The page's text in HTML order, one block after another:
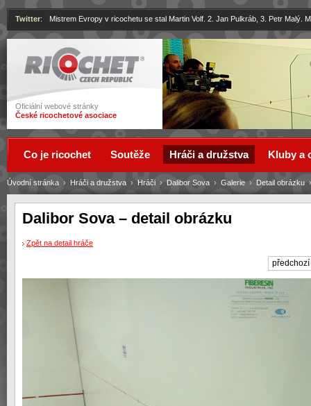
Ricochet
Oficiální webové stránky
České ricochetové asociace
Twitter: Mistrem Evropy v ricochetu se stal Martin Volf. 2. Jan Pulkráb, 3. Petr Malý.
Dalibor Sova – detail obrázku
Zpět na detail hráče
předchozí
Úvodní stránka › Hráči a družstva › Hráči › Dalibor Sova › Galerie › Detail obrázku
Co je ricochet Soutěže Hráči a družstva Kluby a